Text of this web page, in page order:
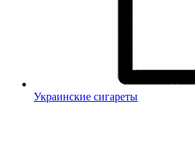
Украинские сигареты